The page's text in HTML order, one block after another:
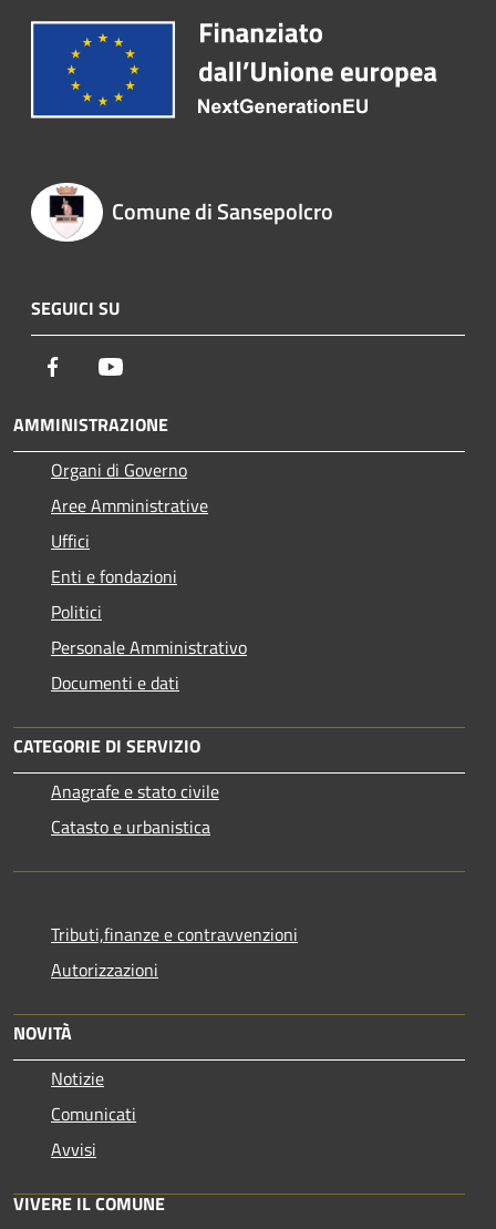
Comune di Sansepolcro
SEGUICI SU
Facebook
AMMINISTRAZIONE
Organi di Governo
Aree Amministrative
Uffici
Enti e fondazioni
Politici
Personale Amministrativo
Documenti e dati
CATEGORIE DI SERVIZIO
Anagrafe e stato civile
Catasto e urbanistica
Tributi,finanze e contravvenzioni
Autorizzazioni
NOVITÀ
Notizie
Comunicati
Avvisi
VIVERE IL COMUNE